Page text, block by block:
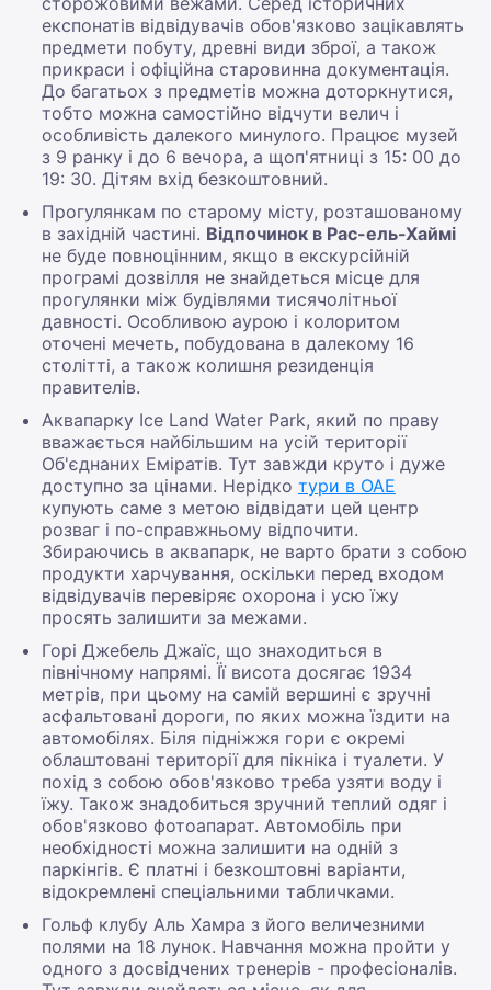
експонатів відвідувачів обов'язково зацікавлять
предмети побуту, древні види зброї, а також
прикраси і офіційна старовинна документація.
До багатьох з предметів можна доторкнутися,
тобто можна самостійно відчути велич і
особливість далекого минулого. Працює музей
з 9 ранку і до 6 вечора, а щоп'ятниці з 15: 00 до
19: 30. Дітям вхід безкоштовний.
Прогулянкам по старому місту, розташованому
в західній частині. Відпочинок в Рас-ель-Хаймі
не буде повноцінним, якщо в екскурсійній
програмі дозвілля не знайдеться місце для
прогулянки між будівлями тисячолітньої
давності. Особливою аурою і колоритом
оточені мечеть, побудована в далекому 16
столітті, а також колишня резиденція
правителів.
Аквапарку Ice Land Water Park, який по праву
вважається найбільшим на усій території
Об'єднаних Еміратів. Тут завжди круто і дуже
доступно за цінами. Нерідко тури в ОАЕ
купують саме з метою відвідати цей центр
розваг і по-справжньому відпочити.
Збираючись в аквапарк, не варто брати з собою
продукти харчування, оскільки перед входом
відвідувачів перевіряє охорона і усю їжу
просять залишити за межами.
Горі Джебель Джаїс, що знаходиться в
північному напрямі. Її висота досягає 1934
метрів, при цьому на самій вершині є зручні
асфальтовані дороги, по яких можна їздити на
автомобілях. Біля підніжжя гори є окремі
облаштовані території для пікніка і туалети. У
похід з собою обов'язково треба узяти воду і
їжу. Також знадобиться зручний теплий одяг і
обов'язково фотоапарат. Автомобіль при
необхідності можна залишити на одній з
паркінгів. Є платні і безкоштовні варіанти,
відокремлені спеціальними табличками.
Гольф клубу Аль Хамра з його величезними
полями на 18 лунок. Навчання можна пройти у
одного з досвідчених тренерів - професіоналів.